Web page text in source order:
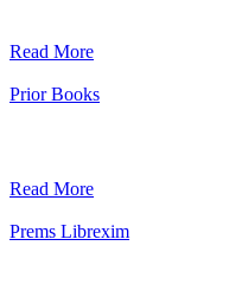
Read More
Prior Books
Read More
Prems Librexim